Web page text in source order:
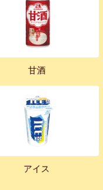
甘酒
アイス